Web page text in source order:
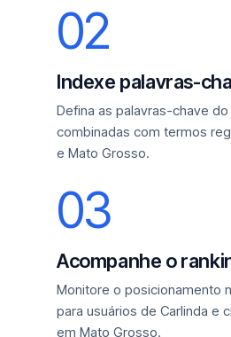
02
Indexe palavras-
Defina as palavras-chave
combinadas com termos
e Mato Grosso.
03
Acompanhe o
Monitore o posicionamento
para usuários de Carlinda e
em Mato Grosso.